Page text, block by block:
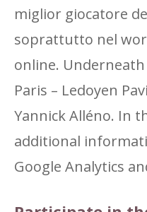
miglior giocatore
soprattutto nel
online.
Paris – Ledoyen
Yannick Alléno. In
additional
Google Analytics